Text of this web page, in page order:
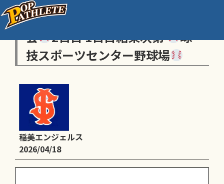
第49回 播磨少年野球新人戦大
会
2日目 1日目結果次第
球
技スポーツセンター野球場
稲美エンジェルス
2026/04/18